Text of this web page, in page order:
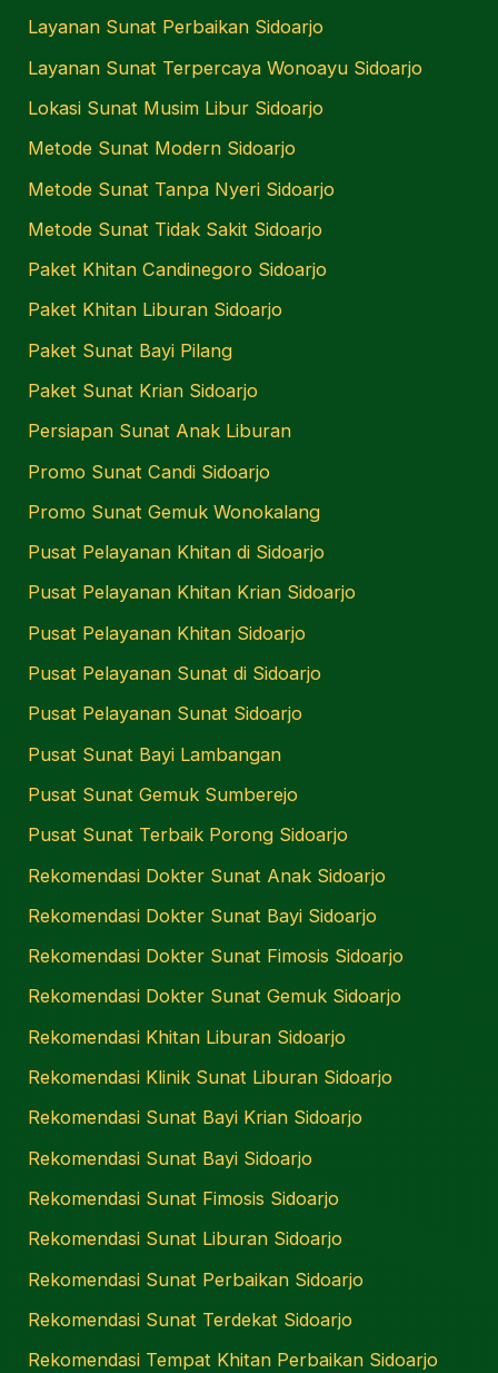
Layanan Sunat Perbaikan Sidoarjo
Layanan Sunat Terpercaya Wonoayu Sidoarjo
Lokasi Sunat Musim Libur Sidoarjo
Metode Sunat Modern Sidoarjo
Metode Sunat Tanpa Nyeri Sidoarjo
Metode Sunat Tidak Sakit Sidoarjo
Paket Khitan Candinegoro Sidoarjo
Paket Khitan Liburan Sidoarjo
Paket Sunat Bayi Pilang
Paket Sunat Krian Sidoarjo
Persiapan Sunat Anak Liburan
Promo Sunat Candi Sidoarjo
Promo Sunat Gemuk Wonokalang
Pusat Pelayanan Khitan di Sidoarjo
Pusat Pelayanan Khitan Krian Sidoarjo
Pusat Pelayanan Khitan Sidoarjo
Pusat Pelayanan Sunat di Sidoarjo
Pusat Pelayanan Sunat Sidoarjo
Pusat Sunat Bayi Lambangan
Pusat Sunat Gemuk Sumberejo
Pusat Sunat Terbaik Porong Sidoarjo
Rekomendasi Dokter Sunat Anak Sidoarjo
Rekomendasi Dokter Sunat Bayi Sidoarjo
Rekomendasi Dokter Sunat Fimosis Sidoarjo
Rekomendasi Dokter Sunat Gemuk Sidoarjo
Rekomendasi Khitan Liburan Sidoarjo
Rekomendasi Klinik Sunat Liburan Sidoarjo
Rekomendasi Sunat Bayi Krian Sidoarjo
Rekomendasi Sunat Bayi Sidoarjo
Rekomendasi Sunat Fimosis Sidoarjo
Rekomendasi Sunat Liburan Sidoarjo
Rekomendasi Sunat Perbaikan Sidoarjo
Rekomendasi Sunat Terdekat Sidoarjo
Rekomendasi Tempat Khitan Perbaikan Sidoarjo